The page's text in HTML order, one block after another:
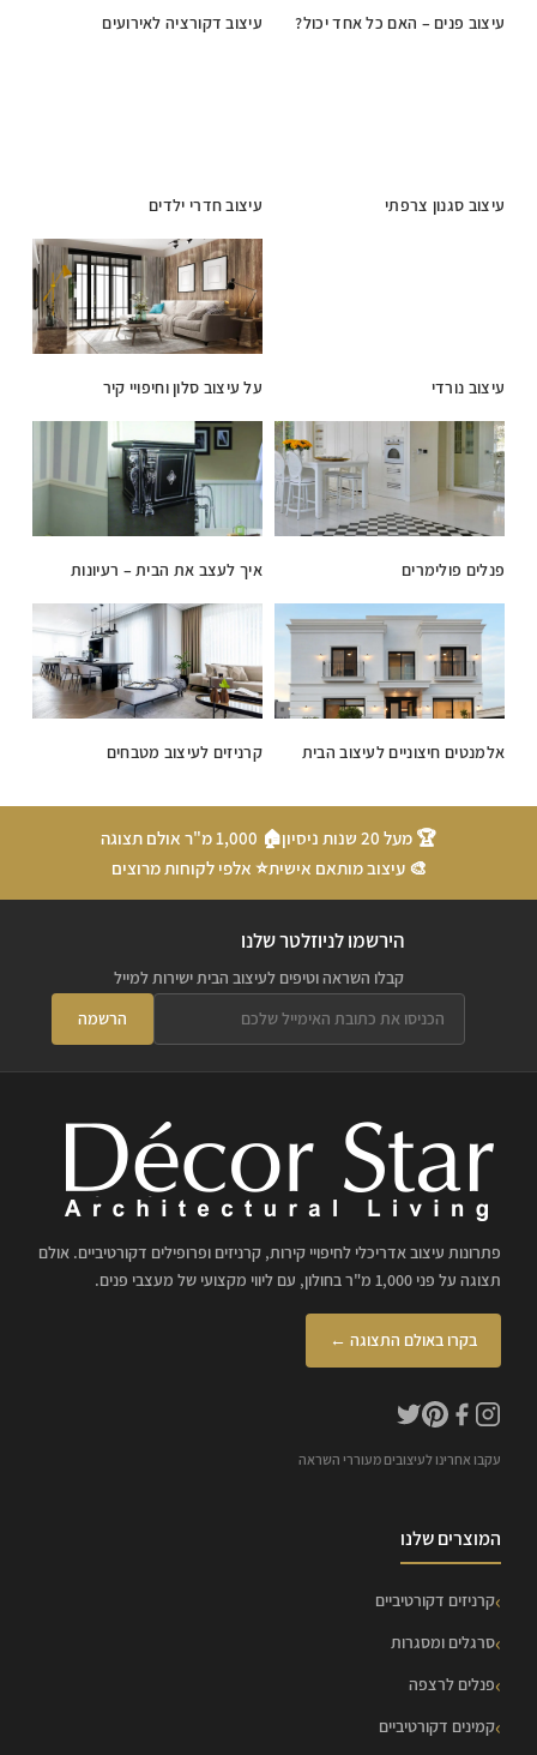
עיצוב פנים – האם כל אחד יכול? עיצוב דקורציה לאירועים
עיצוב סגנון צרפתי עיצוב חדרי ילדים
עיצוב נורדי על עיצוב סלון וחיפויי קיר
פנלים פולימרים איך לעצב את הבית – רעיונות
אלמנטים חיצוניים לעיצוב הבית קרניזים לעיצוב מטבחים
🏆 מעל 20 שנות ניסיון
🏠 1,000 מ"ר אולם תצוגה
🎨 עיצוב מותאם אישית⭐ אלפי לקוחות מרוצים
הירשמו לניוזלטר שלנו
קבלו השראה וטיפים לעיצוב הבית ישירות למייל
הרשמה
פתרונות עיצוב אדריכלי לחיפויי קירות, קרניזים ופרופילים דקורטיביים. אולם
תצוגה על פני 1,000 מ"ר בחולון, עם ליווי מקצועי של מעצבי פנים.
בקרו באולם התצוגה ←
עקבו אחרינו לעיצובים מעוררי השראה
המוצרים שלנו
קרניזים דקורטיביים
סרגלים ומסגרות
פנלים לרצפה
קמינים דקורטיביים